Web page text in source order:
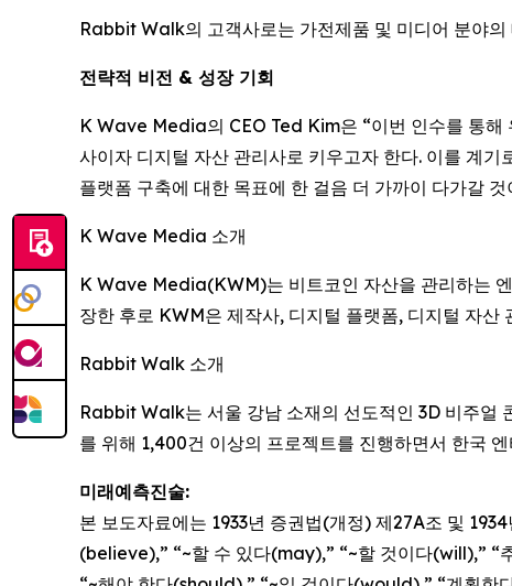
Rabbit Walk의 고객사로는 가전제품 및 미디어 분야
전략적 비전 & 성장 기회
K Wave Media의 CEO Ted Kim은 “이번 인수를 통
사이자 디지털 자산 관리사로 키우고자 한다. 이를 계
플랫폼 구축에 대한 목표에 한 걸음 더 가까이 다가갈
K Wave Media 소개
K Wave Media(KWM)는 비트코인 자산을 관리하는
장한 후로 KWM은 제작사, 디지털 플랫폼, 디지털 자산
Rabbit Walk 소개
Rabbit Walk는 서울 강남 소재의 선도적인 3D 비주얼
를 위해 1,400건 이상의 프로젝트를 진행하면서 한국
미래예측진술:
본 보도자료에는 1933년 증권법(개정) 제27A조 및
(believe),” “~할 수 있다(may),” “~할 것이다(will),”